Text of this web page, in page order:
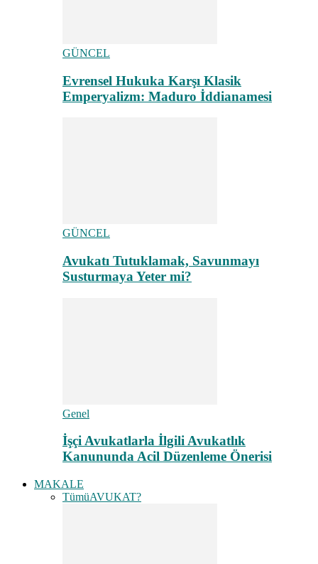
GÜNCEL
Evrensel Hukuka Karşı Klasik
Emperyalizm: Maduro İddianamesi
GÜNCEL
Avukatı Tutuklamak, Savunmayı
Susturmaya Yeter mi?
Genel
İşçi Avukatlarla İlgili Avukatlık
Kanununda Acil Düzenleme Önerisi
MAKALE
TümüAVUKAT?